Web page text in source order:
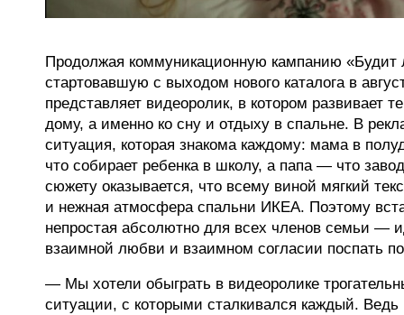
Продолжая коммуникационную кампанию «Будит
стартовавшую с выходом нового каталога в
представляет видеоролик, в котором развивает
дому, а именно ко сну и отдыху в спальне. В
ситуация, которая знакома каждому: мама в
что собирает ребенка в школу, а папа — что
сюжету оказывается, что всему виной мягкий
и нежная атмосфера спальни ИКЕА. Поэтому
непростая абсолютно для всех членов семьи —
взаимной любви и взаимном согласии поспать
— Мы хотели обыграть в видеоролике
ситуации, с которыми сталкивался каждый. Ведь